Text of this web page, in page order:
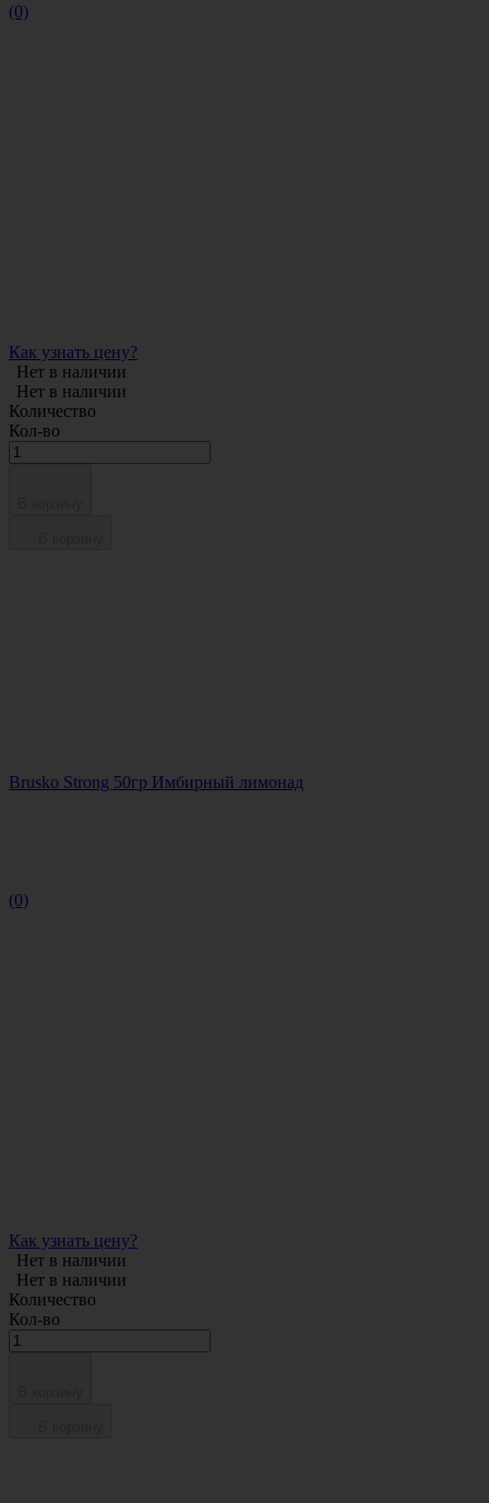
(0)
Как узнать цену?
Нет в наличии
Нет в наличии
Количество
Кол-во
Brusko Strong 50гр Имбирный лимонад
(0)
Как узнать цену?
Нет в наличии
Нет в наличии
Количество
Кол-во